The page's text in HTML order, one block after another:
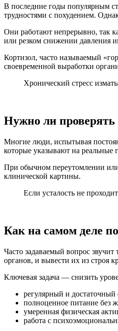
В последние годы популярным
трудностями с похудением.
Они работают непрерывно, так
или резком снижении давления
Кортизол, часто называемый
своевременной выработки
Хронический стресс
Нужно ли проверять
Многие люди, испытывая
которые указывают на реальные
При обычном переутомлении или
клинической картины.
Если усталость не
Как на самом деле
Часто задаваемый вопрос
органов, и вывести их из строя
Ключевая задача — снизить
регулярный и достаточный
полноценное питание без
умеренная физическая
работа с